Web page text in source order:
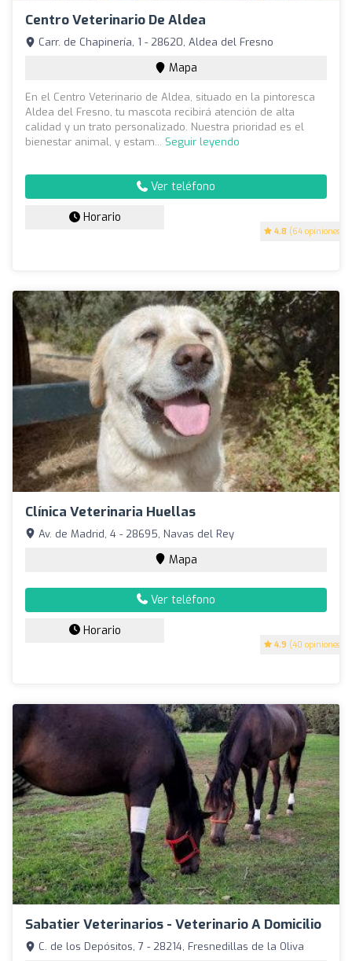
Centro Veterinario De Aldea
4.8 (64 opiniones)
Carr. de Chapinería, 1 - 28620, Aldea del Fresno
Mapa
En el Centro Veterinario de Aldea, situado en la pintoresca
Aldea del Fresno, tu mascota recibirá atención de alta
calidad y un trato personalizado. Nuestra prioridad es el
bienestar animal, y estam... Seguir leyendo
Ver teléfono
Horario
Clínica Veterinaria Huellas
4.9 (40 opiniones)
Av. de Madrid, 4 - 28695, Navas del Rey
Mapa
Ver teléfono
Horario
Sabatier Veterinarios - Veterinario A Domicilio
C. de los Depósitos, 7 - 28214, Fresnedillas de la Oliva